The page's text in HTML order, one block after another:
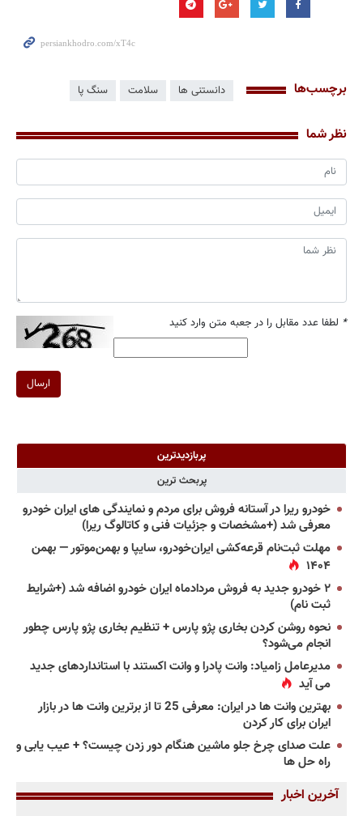
برچسب‌ها دانستنی ها سلامت سنگ پا
نظر شما
* لطفا عدد مقابل را در جعبه متن وارد کنید
ارسال
پربازدیدترین
پربحث ترین
خودرو ریرا در آستانه فروش برای مردم و نمایندگی های ایران خودرو
معرفی شد (+مشخصات و جزئیات فنی و کاتالوگ ریرا)
مهلت ثبت‌نام قرعه‌کشی ایران‌خودرو، سایپا و بهمن‌موتور — بهمن
۱۴۰۴
۲ خودرو جدید به فروش مردادماه ایران خودرو اضافه شد (+شرایط
ثبت نام)
نحوه روشن کردن بخاری پژو پارس + تنظیم بخاری پژو پارس چطور
انجام می‌شود؟
مدیرعامل زامیاد: وانت پادرا و وانت اکستند با استانداردهای جدید
می آید
بهترین وانت ها در ایران: معرفی 25 تا از برترین وانت ها در بازار
ایران برای کار کردن
علت صدای چرخ جلو ماشین هنگام دور زدن چیست؟ + عیب یابی و
راه حل ها
آخرین اخبار